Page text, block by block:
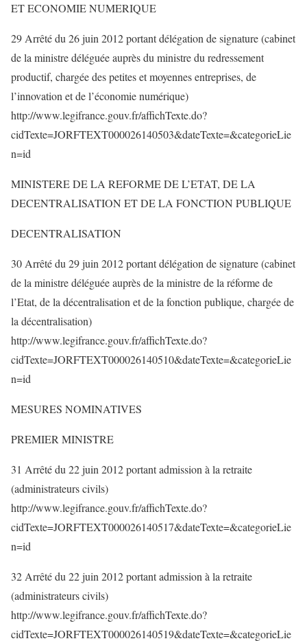
ET ECONOMIE NUMERIQUE
29 Arrêté du 26 juin 2012 portant délégation de signature (cabinet
de la ministre déléguée auprès du ministre du redressement
productif, chargée des petites et moyennes entreprises, de
l’innovation et de l’économie numérique)
http://www.legifrance.gouv.fr/affichTexte.do?
cidTexte=JORFTEXT000026140503&dateTexte=&categorieLie
n=id
MINISTERE DE LA REFORME DE L’ETAT, DE LA
DECENTRALISATION ET DE LA FONCTION PUBLIQUE
DECENTRALISATION
30 Arrêté du 29 juin 2012 portant délégation de signature (cabinet
de la ministre déléguée auprès de la ministre de la réforme de
l’Etat, de la décentralisation et de la fonction publique, chargée de
la décentralisation)
http://www.legifrance.gouv.fr/affichTexte.do?
cidTexte=JORFTEXT000026140510&dateTexte=&categorieLie
n=id
MESURES NOMINATIVES
PREMIER MINISTRE
31 Arrêté du 22 juin 2012 portant admission à la retraite
(administrateurs civils)
http://www.legifrance.gouv.fr/affichTexte.do?
cidTexte=JORFTEXT000026140517&dateTexte=&categorieLie
n=id
32 Arrêté du 22 juin 2012 portant admission à la retraite
(administrateurs civils)
http://www.legifrance.gouv.fr/affichTexte.do?
cidTexte=JORFTEXT000026140519&dateTexte=&categorieLie